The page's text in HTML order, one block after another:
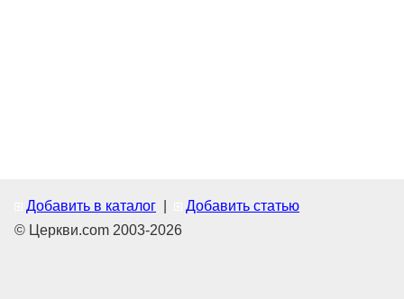
Добавить в каталог
Добавить статью
© Церкви.com 2003-2026